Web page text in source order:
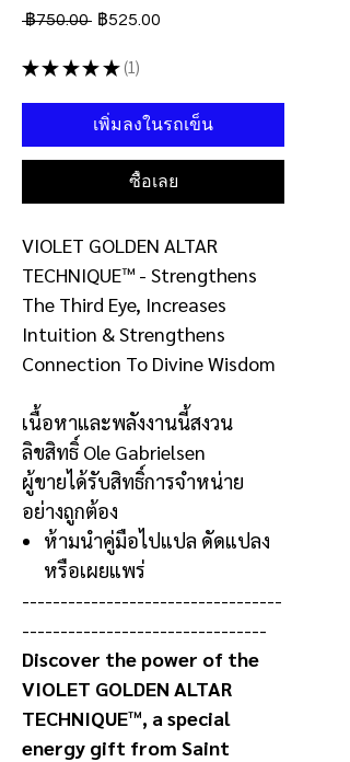
฿750.00 ราคา
฿525.00
★ ★ ★ ★ ★ 1
1
เพิ่มลงในรถเข็น
ซื้อเลย
VIOLET GOLDEN ALTAR
TECHNIQUE™ - Strengthens
The Third Eye, Increases
Intuition & Strengthens
Connection To Divine Wisdom
เนื้อหาและพลังงานนี้สงวน
ลิขสิทธิ์ Ole Gabrielsen
ผู้ขายได้รับสิทธิ์การจำหน่าย
อย่างถูกต้อง
ห้ามนำคู่มือไปแปล ดัดแปลง
หรือเผยแพร่
----------------------------------
--------------------------------
Discover the power of the
VIOLET GOLDEN ALTAR
TECHNIQUE™, a special
energy gift from Saint